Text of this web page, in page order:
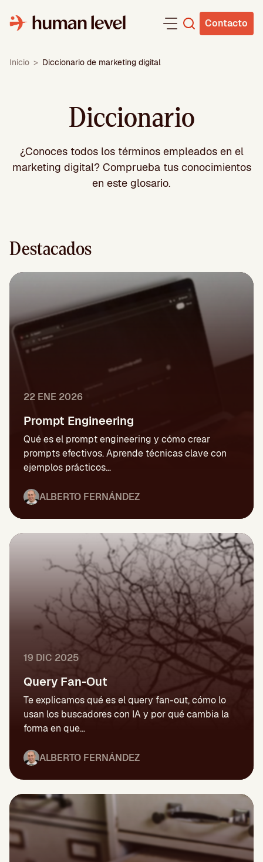
contenido
Contacto
Inicio > Diccionario de marketing digital
Diccionario
¿Conoces todos los términos empleados en el
marketing digital? Comprueba tus conocimientos
en este glosario.
Destacados
22 ENE 2026
Prompt Engineering
Qué es el prompt engineering y cómo crear
prompts efectivos. Aprende técnicas clave con
ejemplos prácticos…
ALBERTO FERNÁNDEZ
19 DIC 2025
Query Fan-Out
Te explicamos qué es el query fan-out, cómo lo
usan los buscadores con IA y por qué cambia la
forma en que…
ALBERTO FERNÁNDEZ